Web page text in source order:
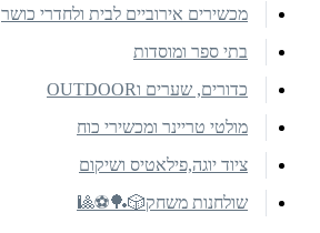
מכשירים אירוביים לבית ולחדרי כושר
בתי ספר ומוסדות
כדורים, שערים וOUTDOOR
מולטי טריינר ומכשירי כוח
ציוד יוגה,פילאטיס ושיקום
שולחנות משחק🎲🏓⚽🎱